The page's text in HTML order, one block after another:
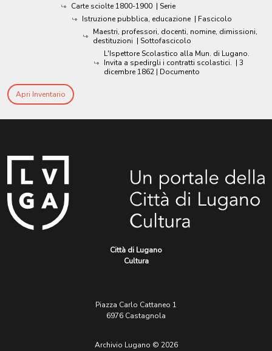
Carte sciolte 1800-1900 | Serie
Istruzione pubblica, educazione | Fascicolo
Maestri, professori, docenti, nomine, dimissioni,
destituzioni | Sottofascicolo
L'Ispettore Scolastico alla Mun. di Lugano.
Invita a spedirgli i contratti scolastici. | 3
dicembre 1862 | Documento
Apri Inventario
Città di Lugano
Cultura
Piazza Carlo Cattaneo 1
6976 Castagnola
Archivio Lugano © 2026